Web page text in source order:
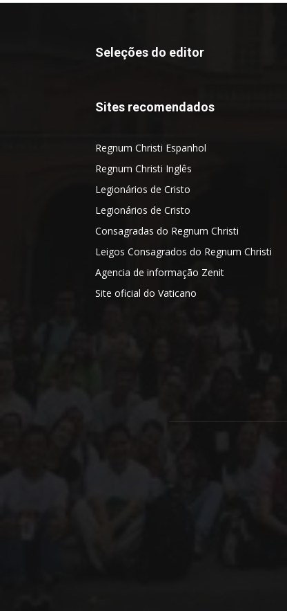
Seleções do editor
Sites recomendados
Regnum Christi Espanhol
Regnum Christi Inglês
Legionários de Cristo
Legionários de Cristo
Consagradas do Regnum Christi
Leigos Consagrados do Regnum Christi
Agencia de informação Zenit
Site oficial do Vaticano